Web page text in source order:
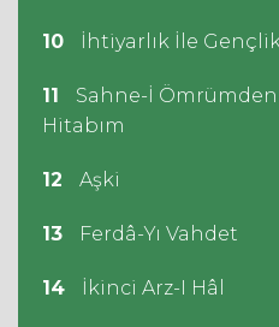
10 İhtiyarlık İle
11
Sahne-İ
Hitabım
12 Aşki
13 Ferdâ-Yı Vahdet
14 İkinci Arz-I Hâl